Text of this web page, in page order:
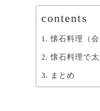
contents
懐石料理（
懐石料理で
まとめ